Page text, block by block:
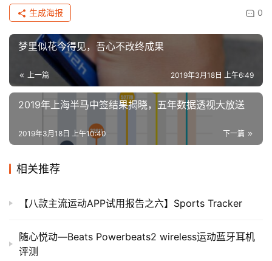
0
生成海报
梦里似花今得见，吾心不改终成果
上一篇 2019年3月18日 上午6:49
2019年上海半马中签结果揭晓，五年数据透视大放送
下一篇
2019年3月18日 上午10:40
相关推荐
【八款主流运动APP试用报告之六】Sports Tracker
​随心悦动—Beats Powerbeats2 wireless运动蓝牙耳机
评测